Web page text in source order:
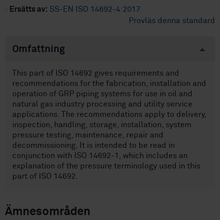
· Ersätts av: SS-EN ISO 14692-4:2017
Provläs denna standard
Omfattning
This part of ISO 14692 gives requirements and
recommendations for the fabrication, installation and
operation of GRP piping systems for use in oil and
natural gas industry processing and utility service
applications. The recommendations apply to delivery,
inspection, handling, storage, installation, system
pressure testing, maintenance, repair and
decommissioning. It is intended to be read in
conjunction with ISO 14692-1, which includes an
explanation of the pressure terminology used in this
part of ISO 14692.
Ämnesområden